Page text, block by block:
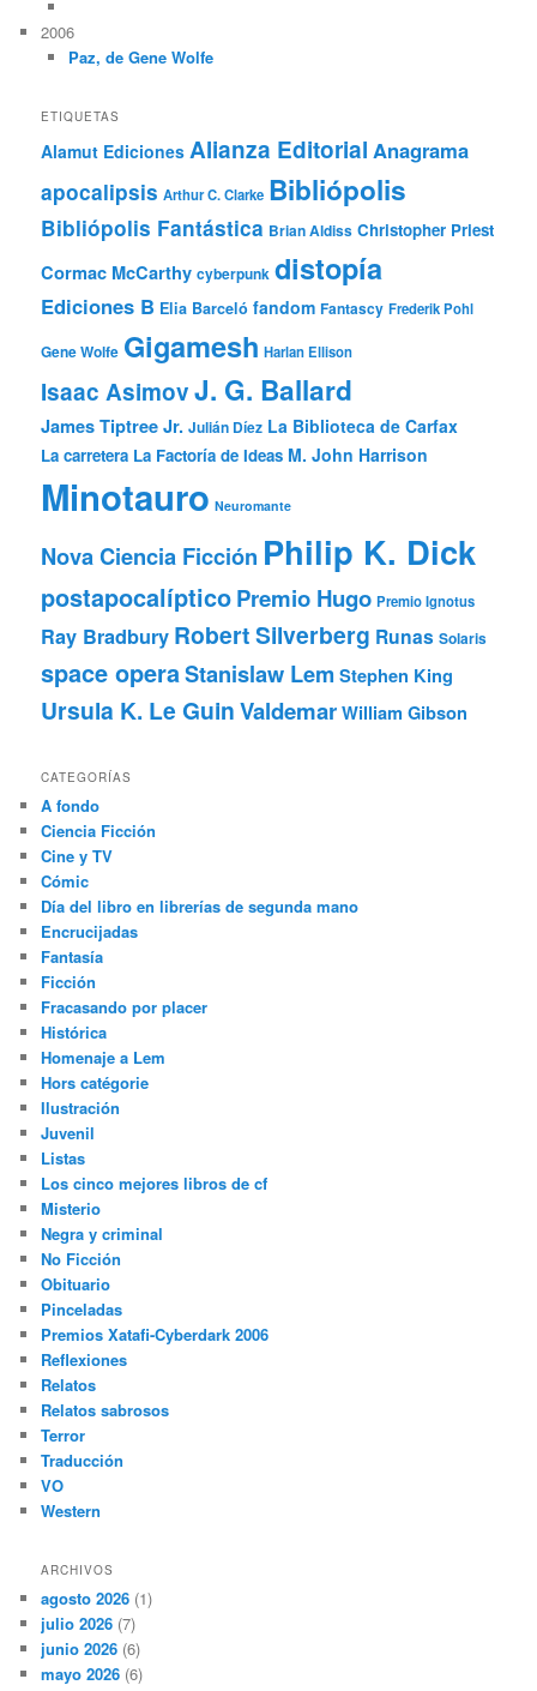
2006
Paz, de Gene Wolfe
ETIQUETAS
Alamut Ediciones Alianza Editorial Anagrama
apocalipsis Arthur C. Clarke Bibliópolis
Bibliópolis Fantástica Brian Aldiss Christopher Priest
Cormac McCarthy cyberpunk distopía
Ediciones B Elia Barceló fandom Fantascy Frederik Pohl
Gene Wolfe Gigamesh Harlan Ellison
Isaac AsimovJ. G. Ballard
James Tiptree Jr. Julián Díez La Biblioteca de Carfax
La carretera La Factoría de Ideas M. John Harrison
Minotauro Neuromante
Nova Ciencia Ficción Philip K. Dick
postapocalípticoPremio Hugo Premio Ignotus
Ray Bradbury Robert Silverberg Runas Solaris
space operaStanislaw Lem Stephen King
Ursula K. Le GuinValdemarWilliam Gibson
CATEGORÍAS
A fondo
Ciencia Ficción
Cine y TV
Cómic
Día del libro en librerías de segunda mano
Encrucijadas
Fantasía
Ficción
Fracasando por placer
Histórica
Homenaje a Lem
Hors catégorie
Ilustración
Juvenil
Listas
Los cinco mejores libros de cf
Misterio
Negra y criminal
No Ficción
Obituario
Pinceladas
Premios Xatafi-Cyberdark 2006
Reflexiones
Relatos
Relatos sabrosos
Terror
Traducción
VO
Western
ARCHIVOS
agosto 2026 (1)
julio 2026 (7)
junio 2026 (6)
mayo 2026 (6)